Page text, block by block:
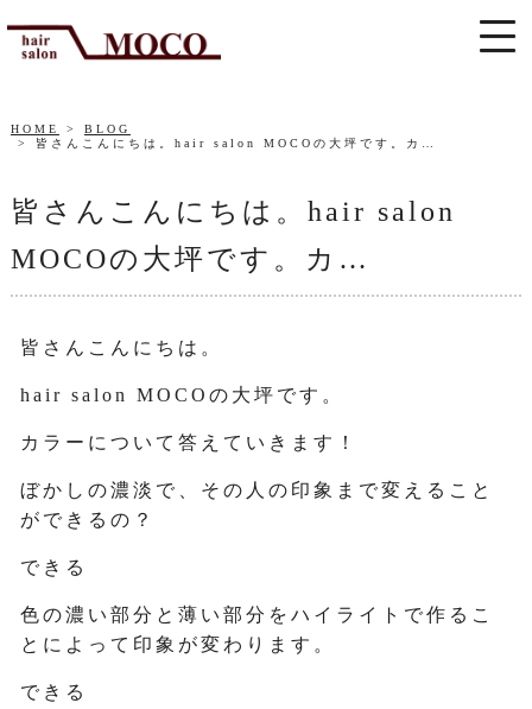
HOME
BLOG
皆さんこんにちは。hair salon MOCOの大坪です。カ…
皆さんこんにちは。hair salon
MOCOの大坪です。カ…
皆さんこんにちは。
hair salon MOCOの大坪です。
カラーについて答えていきます！
ぼかしの濃淡で、その人の印象まで変えること
ができるの？
できる
色の濃い部分と薄い部分をハイライトで作るこ
とによって印象が変わります。
できる